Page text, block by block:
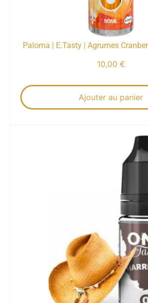
Paloma | E.Tasty | Agrumes
10,00 €
Ajouter au panier